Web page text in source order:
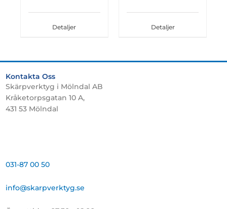
Detaljer Detaljer
Kontakta Oss
Skärpverktyg i Mölndal AB
Kråketorpsgatan 10 A,
431 53 Mölndal
031-87 00 50
info@skarpverktyg.se